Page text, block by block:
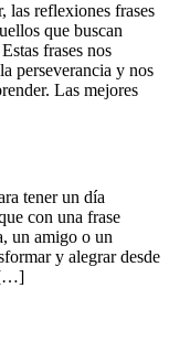
las reflexiones frases
que buscan
frases nos
perseverancia y nos
Las mejores
tener un día
con una frase
un amigo o un
y alegrar desde
[…]